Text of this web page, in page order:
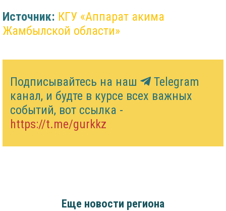
Источник: КГУ «Аппарат акима
Жамбылской области»
Подписывайтесь на наш
Telegram
канал, и будте в курсе всех важных
событий, вот ссылка -
https://t.me/gurkkz
Еще новости региона